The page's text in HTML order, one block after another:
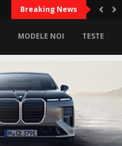
Breaking News
MODELE NOI TESTE